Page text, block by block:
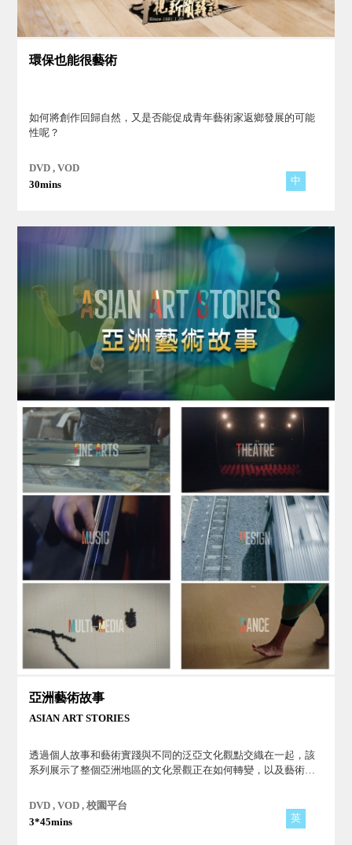
環保也能很藝術
如何將創作回歸自然，又是否能促成青年藝術家返鄉發展的可能
性呢？
DVD , VOD
30mins
中
亞洲藝術故事
ASIAN ART STORIES
透過個人故事和藝術實踐與不同的泛亞文化觀點交織在一起，該
系列展示了整個亞洲地區的文化景觀正在如何轉變，以及藝術如
樑而非存著差異。
DVD , VOD , 校園平台
3*45mins
英